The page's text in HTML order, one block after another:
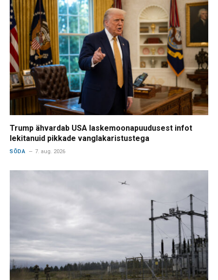
Trump ähvardab USA laskemoonapuudusest infot
lekitanuid pikkade vanglakaristustega
SÕDA 7. aug. 2026